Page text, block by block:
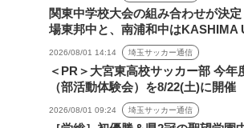
関東中学校大会の組み合わせが決
場東邦中と、南浦和中はKASHIMA
2026/08/01 14:14 埼玉サッカー通信
＜PR＞大宮東高校サッカー部 今年
（部活動体験会）を8/22(土)に開催
2026/08/01 09:24 埼玉サッカー通信